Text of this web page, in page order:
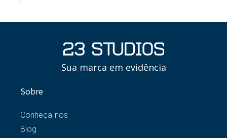
Sua marca em evidência
Sobre
Conheça-nos
Blog